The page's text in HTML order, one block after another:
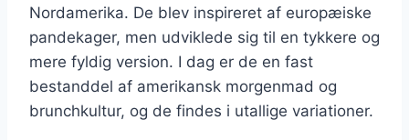
Nordamerika. De blev inspireret af europæiske
pandekager, men udviklede sig til en tykkere og
mere fyldig version. I dag er de en fast
bestanddel af amerikansk morgenmad og
brunchkultur, og de findes i utallige variationer.